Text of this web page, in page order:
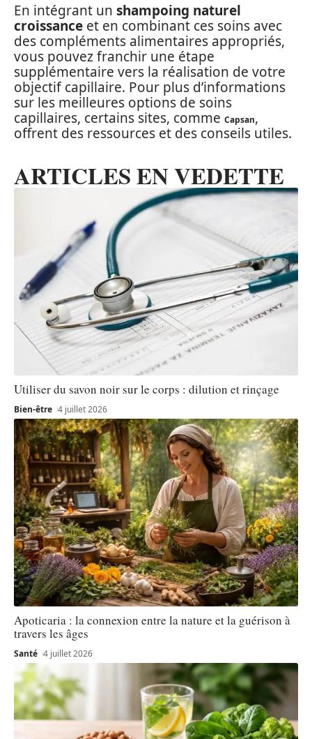
En intégrant un shampoing naturel
croissance et en combinant ces soins avec
des compléments alimentaires appropriés,
vous pouvez franchir une étape
supplémentaire vers la réalisation de votre
objectif capillaire. Pour plus d’informations
sur les meilleures options de soins
capillaires, certains sites, comme Capsan,
offrent des ressources et des conseils utiles.
ARTICLES EN VEDETTE
Utiliser du savon noir sur le corps : dilution et rinçage
Bien-être 4 juillet 2026
Apoticaria : la connexion entre la nature et la guérison à
travers les âges
Santé 4 juillet 2026